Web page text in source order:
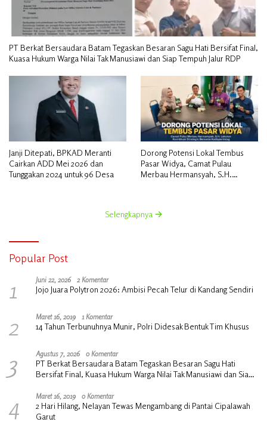
PT Berkat Bersaudara Batam Tegaskan Besaran Sagu Hati Bersifat Final,
Kuasa Hukum Warga Nilai Tak Manusiawi dan Siap Tempuh Jalur RDP
Janji Ditepati, BPKAD Meranti
Cairkan ADD Mei 2026 dan
Tunggakan 2024 untuk 96 Desa
Dorong Potensi Lokal Tembus
Pasar Widya, Camat Pulau
Merbau Hermansyah, S.H.
Selengkapnya
Popular Post
1 Juni 22, 2026 2 Komentar
Jojo Juara Polytron 2026: Ambisi Pecah Telur di Kandang Sendiri
2 Maret 16, 2019 1 Komentar
14 Tahun Terbunuhnya Munir, Polri Didesak Bentuk Tim Khusus
3 Agustus 7, 2026 0 Komentar
PT Berkat Bersaudara Batam Tegaskan Besaran Sagu Hati
Bersifat Final, Kuasa Hukum Warga Nilai Tak Manusiawi dan Siap
4 Maret 16, 2019 0 Komentar
2 Hari Hilang, Nelayan Tewas Mengambang di Pantai Cipalawah
Garut